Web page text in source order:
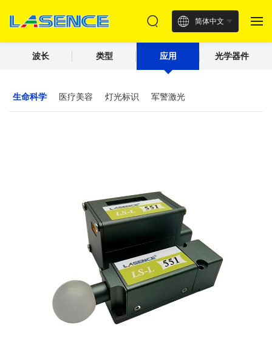
简体中文
波长 类型 应用 光学器件
生命科学 医疗美容 灯光标识 军警激光